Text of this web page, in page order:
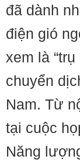
đã dành
điện gió
xem là
chuyển
Nam. Từ
tại cuộc
Năng